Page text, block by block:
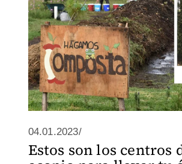
04.01.2023/
Estos son los centros